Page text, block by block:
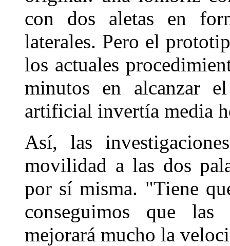
con dos aletas en
laterales. Pero el
los actuales
minutos en alcanzar
artificial invertía media
Así, las
movilidad a las dos
por sí misma. "Tiene
conseguimos que las
mejorará mucho la